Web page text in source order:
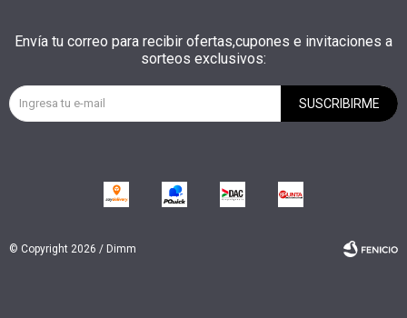
Envía tu correo para recibir ofertas,cupones e invitaciones a
sorteos exclusivos:
SUSCRIBIRME
© Copyright 2026 / Dimm